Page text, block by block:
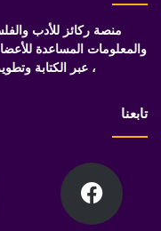
منصة ركائز للأدب
والمعلومات المساعدة
، عبر الكتابة
تابعنا